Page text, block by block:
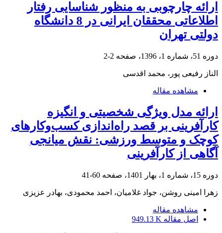
ارائه چارچوبی به منظور شناسایی رفتار
اطلاعاتی محققان ایرانی در 8 دانشگاه
دولتی تهران
دوره 51، شماره 1، 1396، صفحه 2-2
الناز رفیعی پور، محمد اقدسی
مشاهده مقاله
ارائه مدل ویژگی‌ شخصیتی و انگیزه
کارآفرینی بر قصد راه‌اندازی کسب‌وکارهای
کوچک و متوسط ورزشی: نقش میانجی
آگاهی از کارآفرینی
دوره 15، شماره 1، بهار 1401، صفحه 60-41
زهرا امینی روشن، جواد غلامیان، احمد محمودی، بهادر عزیزی
مشاهده مقاله
اصل مقاله 949.13 K